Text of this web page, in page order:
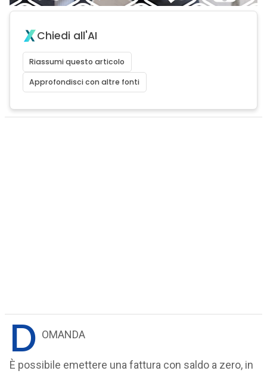
Chiedi all'AI
Riassumi questo articolo
Approfondisci con altre fonti
D OMANDA
È possibile emettere una fattura con saldo a zero, in